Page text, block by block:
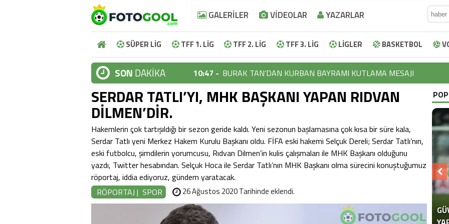
GALERİLER VİDEOLAR YAZARLAR
SÜPER LİG TFF 1. LİG TFF 2. LİG TFF 3. LİG LİGLER BASKETBOL
SON DAKİKA 10:47 - BURAK TAN’DAN KURBAN BAYRAMI KUTLAMA MESAJI
10:44 -
İBRAHİM HALİL KOÇER’DEN KURBAN BAYRAMI KUTLAMA
LOKMAN NAROĞLU’NDAN KURBAN BAYRAMI KUTLAMA MESAJI
10:36 - EFTAL KORKMAZ’DAN KURBAN BAYRAMI KUTLAMA MESAJI
10:48 - AYHAN TUTUN’DAN KURBAN BAYRAMI KUTLAMA MESAJI
10:47 - BURAK TAN’DAN KURBAN BAYRAMI KUTLAMA MESAJI
10:44 - İBRAHİM HALİL KOÇER’DEN KURBAN BAYRAMI KUTLAMA
10:37 -
LOKMAN NAROĞLU’NDAN KURBAN BAYRAMI KUTLAMA MESAJI
SERDAR TATLI’YI, MHK BAŞKANI YAPAN RIDVAN
DİLMEN’DİR.
Hakemlerin çok tartışıldığı bir sezon geride kaldı. Yeni sezonun başlamasına çok kısa bir süre kala,
Serdar Tatlı yeni Merkez Hakem Kurulu Başkanı oldu. FİFA eski hakemi Selçuk Dereli; Serdar Tatlı’nın,
eski futbolcu, şimdilerin yorumcusu, Rıdvan Dilmen’in kulis çalışmaları ile MHK Başkanı olduğunu
yazdı, Twitter hesabından. Selçuk Hoca ile Serdar Tatlı’nın MHK Başkanı olma sürecini konuştuğumuz
röportaj, iddia ediyoruz, gündem yaratacak.
RÖPORTAJ | SPOR 26 Ağustos 2020 Tarihinde eklendi.